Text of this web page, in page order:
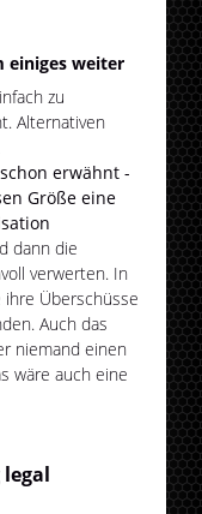
einiges weiter
zu
Alternativen
erwähnt -
Größe eine
dann die
verwerten. In
ihre Überschüsse
Auch das
niemand einen
wäre auch eine